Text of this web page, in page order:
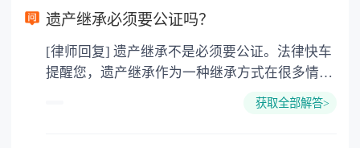
要缴纳公证费，具体如下： 1. 公证费：按房
3. 印花税：按房屋评估价的0.05%缴纳 4. 土
地增值税：按房价1%缴纳 5. 房屋产权登记费：
遗产继承必须要公证吗？
[律师回复] 遗产继承不是必须要公证。法律快车
提醒您，遗产继承作为一种继承方式在很多情况
下都是不需要公证的，当然，如果需要公正的也
获取全部解答>